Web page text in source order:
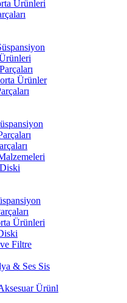
Ürünleri
Ürünler
Ürünleri
Filtre
& Ses Sis
Ürünl